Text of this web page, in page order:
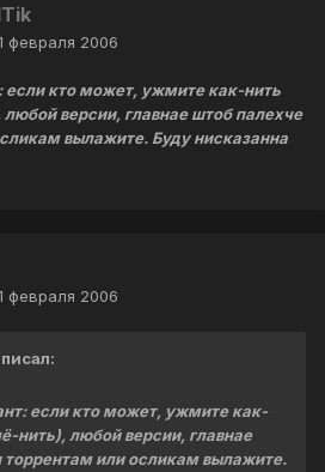
февраля 2006
если кто может, ужмите как-нить
версии, главнае штоб палехче
вылажите. Буду нисказанна
февраля 2006
если кто может, ужмите как-
нить), любой версии, главнае
торрентам или осликам вылажите.